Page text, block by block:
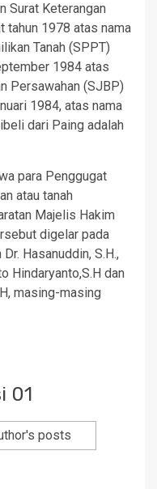
Surat Keterangan
tahun 1978 atas nama
Tanah (SPPT)
1984 atas
Persawahan (SJBP)
1984, atas nama
dari Paing adalah
para Penggugat
atau tanah
Majelis Hakim
digelar pada
Hasanuddin, S.H.,
Hindaryanto,S.H dan
masing-masing
01
posts